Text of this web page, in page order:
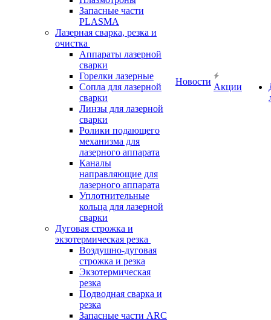
Запасные части
PLASMA
Лазерная сварка, резка и
очистка
Аппараты лазерной
сварки
Горелки лазерные
Сопла для лазерной
сварки
Линзы для лазерной
сварки
Ролики подающего
механизма для
лазерного аппарата
Каналы
направляющие для
лазерного аппарата
Уплотнительные
кольца для лазерной
сварки
Дуговая строжка и
экзотермическая резка
Воздушно-дуговая
строжка и резка
Экзотермическая
резка
Подводная сварка и
резка
Запасные части ARC
Новости
Акции